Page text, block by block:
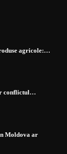
agricole:…
conflictul…
Moldova ar